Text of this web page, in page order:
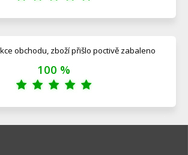
obchodu, zboží přišlo poctivě zabaleno
100 %